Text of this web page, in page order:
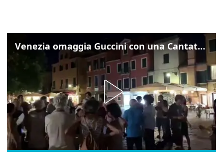
Venezia omaggia Guccini con una Cantata Anarchica in campo Santa Margherita